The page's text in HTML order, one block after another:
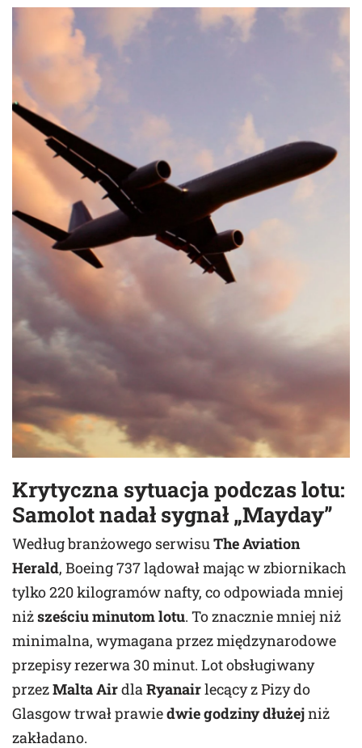
Krytyczna sytuacja podczas lotu:
Samolot nadał sygnał „Mayday”
Według branżowego serwisuThe Aviation
Herald, Boeing 737 lądował mając w zbiornikach
tylko 220 kilogramów nafty, co odpowiada mniej
niższeściu minutom lotu. To znacznie mniej niż
minimalna, wymagana przez międzynarodowe
przepisy rezerwa 30 minut. Lot obsługiwany
przezMalta AirdlaRyanairlecący z Pizy do
Glasgow trwał prawiedwie godziny dłużejniż
zakładano.